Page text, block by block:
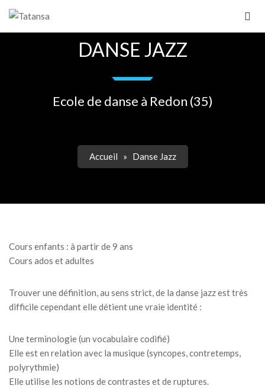
DANSE JAZZ
Ecole de danse à Redon (35)
Accueil » Danse Jazz
Cours enfants : à partir de 9 ans
Cours ados et adultes
Trouver une définition, au sens strict, de la danse jazz est très
difficile cependant elle détient une vraie identité :
Une terminologie (un vocabulaire codifié)
Elle est en relation avec la musique (syncopes, contretemps,
polyrythmie)
Elle utilise les notions de contrastes et de ruptures.